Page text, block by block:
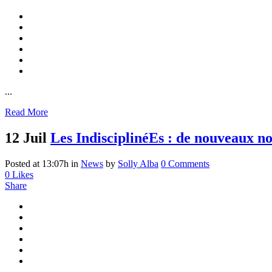
...
Read More
12 Juil Les IndisciplinéEs : de nouveaux
Posted at 13:07h in News by Solly Alba 0 Comments
0 Likes
Share